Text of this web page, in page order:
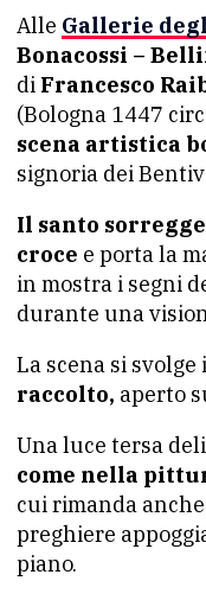
Alle Gallerie
Bonacossi –
di Francesco
(Bologna 1447
scena artistica
signoria dei
Il santo
croce e porta la
in mostra i segni
durante una
La scena si svolge
raccolto, aperto
Una luce tersa
come nella
cui rimanda
preghiere
piano.